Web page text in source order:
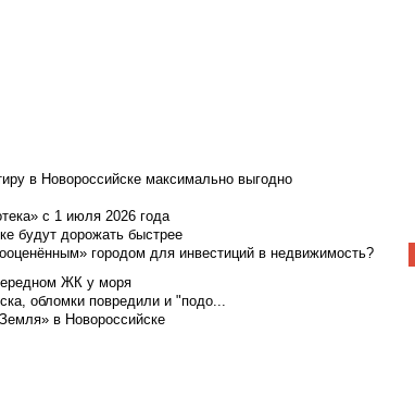
в Новороссийске максимально выгодно
с 1 июля 2026 года
будут дорожать быстрее
городом для инвестиций в недвижимость?
ЖК у моря
обломки повредили и "подо...
в Новороссийске